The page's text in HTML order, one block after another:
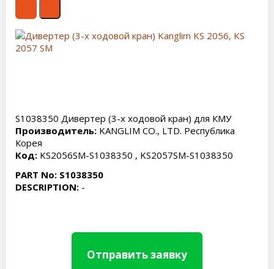
S1038350 Дивертер (3-х ходовой кран) для КМУ
Производитель: KANGLIM CO., LTD. Республика
Корея
Код: KS2056SM-S1038350 , KS2057SM-S1038350
PART No: S1038350
DESCRIPTION: -
Отправить заявку